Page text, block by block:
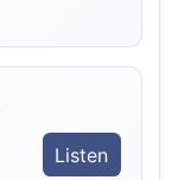
Listen